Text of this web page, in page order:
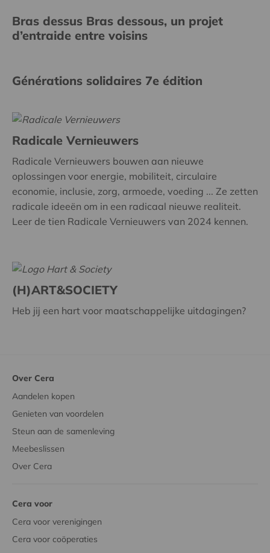
Bras dessus Bras dessous, un projet
d’entraide entre voisins
Générations solidaires 7e édition
Radicale Vernieuwers
Radicale Vernieuwers bouwen aan nieuwe
oplossingen voor energie, mobiliteit, circulaire
economie, inclusie, zorg, armoede, voeding ... Ze zetten
radicale ideeën om in een radicaal nieuwe realiteit.
Leer de tien Radicale Vernieuwers van 2024 kennen.
(H)ART&SOCIETY
Heb jij een hart voor maatschappelijke uitdagingen?
Over Cera
Aandelen kopen
Genieten van voordelen
Steun aan de samenleving
Meebeslissen
Over Cera
Cera voor
Cera voor verenigingen
Cera voor coöperaties